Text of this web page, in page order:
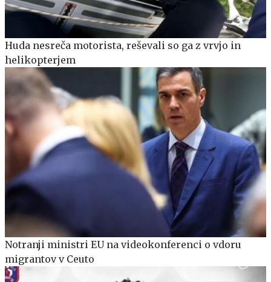
Huda nesreča motorista, reševali so ga z vrvjo in
helikopterjem
Notranji ministri EU na videokonferenci o vdoru
migrantov v Ceuto